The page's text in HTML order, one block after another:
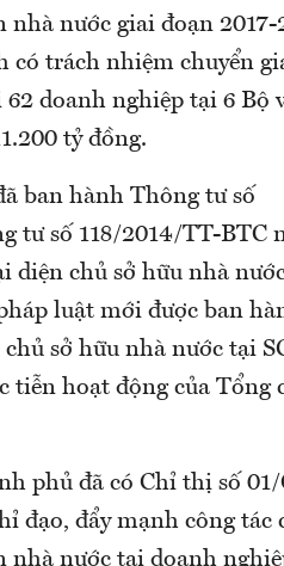
nước giai đoạn 2017-
có trách nhiệm chuyển
doanh nghiệp tại 6 Bộ
tỷ đồng.
ban hành Thông tư số
tư số 118/2014/TT-BTC
diện chủ sở hữu nhà
luật mới được ban
sở hữu nhà nước tại
tiễn hoạt động của Tổng
phủ đã có Chỉ thị số 01/
đạo, đẩy mạnh công tác
nhà nước tại doanh